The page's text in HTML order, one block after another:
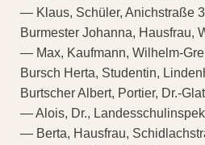
— Klaus, Schüler, Anichstraße
Burmester Johanna, Hausfrau,
— Max, Kaufmann, Wilhelm-
Bursch Herta, Studentin,
Burtscher Albert, Portier, Dr.-
— Alois, Dr.,
— Berta, Hausfrau,